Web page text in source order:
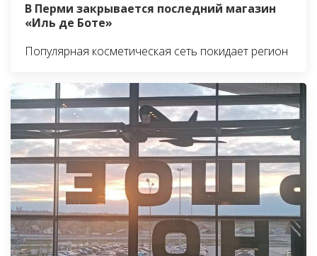
В Перми закрывается последний магазин
«Иль де Боте»
Популярная косметическая сеть покидает регион